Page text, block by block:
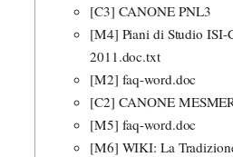
[C3] CANONE PNL3
[M4] Piani di Studio ISI-
2011.doc.txt
[M2] faq-word.doc
[C2] CANONE
[M5] faq-word.doc
[M6] WIKI: La